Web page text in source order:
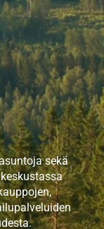
sekä